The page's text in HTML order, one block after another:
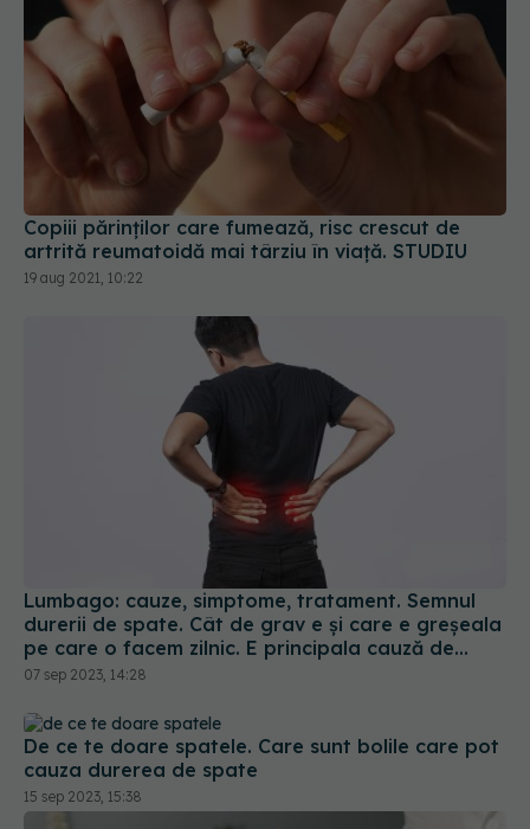
Copiii părinților care fumează, risc crescut de
artrită reumatoidă mai târziu în viață. STUDIU
19 aug 2021, 10:22
Lumbago: cauze, simptome, tratament. Semnul
durerii de spate. Cât de grav e și care e greșeala
pe care o facem zilnic. E principala cauză de
invaliditate
07 sep 2023, 14:28
De ce te doare spatele. Care sunt bolile care pot
cauza durerea de spate
15 sep 2023, 15:38